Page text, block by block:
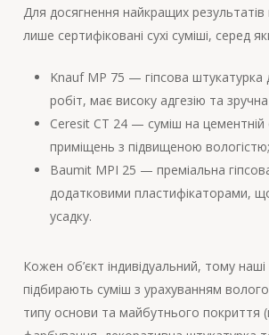
Для досягнення найкращих
лише сертифіковані сухі суміші, серед
Knauf MP 75 — гіпсова штукатурка
робіт, має високу адгезію та
Ceresit CT 24 — суміш на цементній
приміщень з підвищеною вологістю;
Baumit MPI 25 — преміальна
додатковими пластифікаторами,
усадку.
Кожен об’єкт індивідуальний, тому
підбирають суміш з урахуванням
типу основи та майбутнього покриття